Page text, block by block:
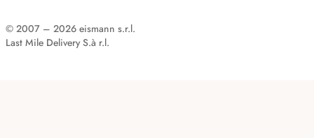
© 2007 – 2026 eismann s.r.l.
Last Mile Delivery S.à r.l.